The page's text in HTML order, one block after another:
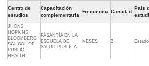
Centro de
estudios
Capacitación
complementaria
Frecuencia Cantidad
País
JHONS
HOPKINS
BLOOMBERG
SCHOOL OF
PUBLIC
HEALTH
PÁSANTÍA EN LA
ESCUELA DE
SALUD PÚBLICA
MESES 2